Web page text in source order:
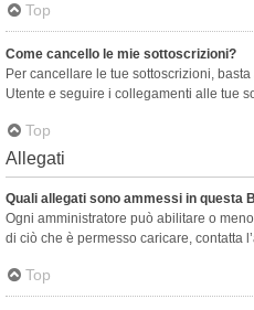
Top
Come cancello le mie sottoscrizioni?
Per cancellare le tue sottoscrizioni,
Utente e seguire i collegamenti alle tue
Top
Allegati
Quali allegati sono ammessi in questa
Ogni amministratore può abilitare o
di ciò che è permesso caricare, contatta
Top